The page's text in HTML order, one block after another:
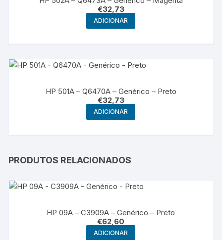
€32,73
ADICIONAR
HP 501A – Q6470A – Genérico – Preto
€32,73
ADICIONAR
PRODUTOS RELACIONADOS
HP 09A – C3909A – Genérico – Preto
€62,60
ADICIONAR